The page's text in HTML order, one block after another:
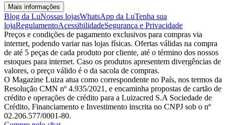
Mais informações
Blog da LuNossas lojasWhatsApp da LuTenha sua
lojaRegulamentoAcessibilidadeSegurança e Privacidade
Preços e condições de pagamento exclusivos para compras via
internet, podendo variar nas lojas físicas. Ofertas válidas na compra
de até 5 peças de cada produto por cliente, até o término dos nossos
estoques para internet. Caso os produtos apresentem divergências de
valores, o preço válido é o da sacola de compras.
O Magazine Luiza atua como correspondente no País, nos termos da
Resolução CMN nº 4.935/2021, e encaminha propostas de cartão de
crédito e operações de crédito para a Luizacred S.A Sociedade de
Crédito, Financiamento e Investimento inscrita no CNPJ sob o nº
02.206.577/0001-80.